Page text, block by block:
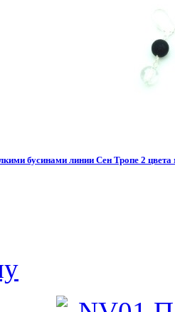
бусинами линии Сен Тропе 2 цвета